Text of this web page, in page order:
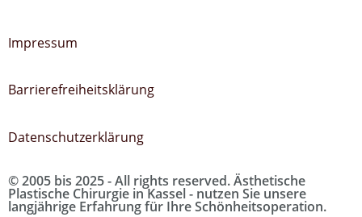
Impressum
Barrierefreiheitsklärung
Datenschutzerklärung
© 2005 bis 2025 - All rights reserved. Ästhetische
Plastische Chirurgie in Kassel - nutzen Sie unsere
langjährige Erfahrung für Ihre Schönheitsoperation.